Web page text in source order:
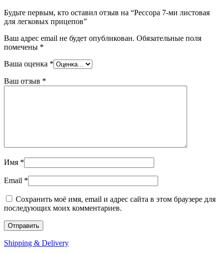
Будьте первым, кто оставил отзыв на “Рессора 7-ми листовая
для легковых прицепов”
Ваш адрес email не будет опубликован. Обязательные поля
помечены *
Ваша оценка *
Ваш отзыв *
Имя *
Email *
Сохранить моё имя, email и адрес сайта в этом браузере для
последующих моих комментариев.
Shipping & Delivery